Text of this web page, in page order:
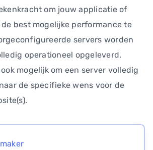
om jouw applicatie of
best mogelijke performance te
servers worden
operationeel opgeleverd.
mogelijk om een server volledig
de specifieke wens voor de